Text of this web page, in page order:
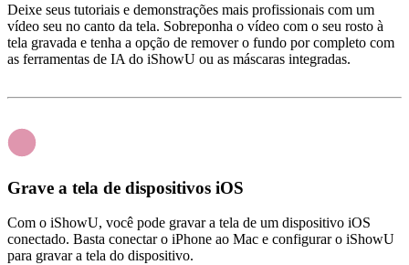
Deixe seus tutoriais e demonstrações mais profissionais com um
vídeo seu no canto da tela. Sobreponha o vídeo com o seu rosto à
tela gravada e tenha a opção de remover o fundo por completo com
as ferramentas de IA do iShowU ou as máscaras integradas.
Grave a tela de dispositivos iOS
Com o iShowU, você pode gravar a tela de um dispositivo iOS
conectado. Basta conectar o iPhone ao Mac e configurar o iShowU
para gravar a tela do dispositivo.